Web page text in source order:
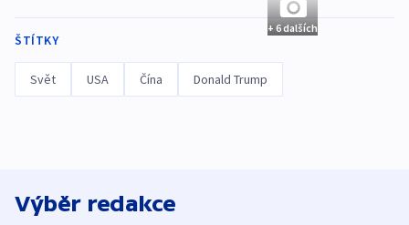
+ 6 dalších
ŠTÍTKY
Svět USA Čína Donald Trump
Výběr redakce